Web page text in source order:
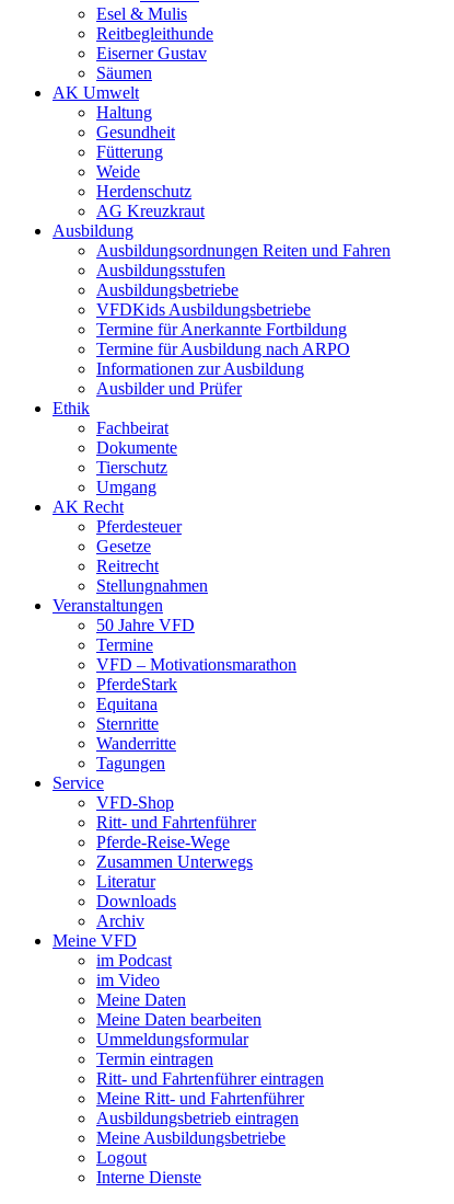
Esel & Mulis
Reitbegleithunde
Eiserner Gustav
Säumen
AK Umwelt
Haltung
Gesundheit
Fütterung
Weide
Herdenschutz
AG Kreuzkraut
Ausbildung
Ausbildungsordnungen Reiten und Fahren
Ausbildungsstufen
Ausbildungsbetriebe
VFDKids Ausbildungsbetriebe
Termine für Anerkannte Fortbildung
Termine für Ausbildung nach ARPO
Informationen zur Ausbildung
Ausbilder und Prüfer
Ethik
Fachbeirat
Dokumente
Tierschutz
Umgang
AK Recht
Pferdesteuer
Gesetze
Reitrecht
Stellungnahmen
Veranstaltungen
50 Jahre VFD
Termine
VFD – Motivationsmarathon
PferdeStark
Equitana
Sternritte
Wanderritte
Tagungen
Service
VFD-Shop
Ritt- und Fahrtenführer
Pferde-Reise-Wege
Zusammen Unterwegs
Literatur
Downloads
Archiv
Meine VFD
im Podcast
im Video
Meine Daten
Meine Daten bearbeiten
Ummeldungsformular
Termin eintragen
Ritt- und Fahrtenführer eintragen
Meine Ritt- und Fahrtenführer
Ausbildungsbetrieb eintragen
Meine Ausbildungsbetriebe
Logout
Interne Dienste